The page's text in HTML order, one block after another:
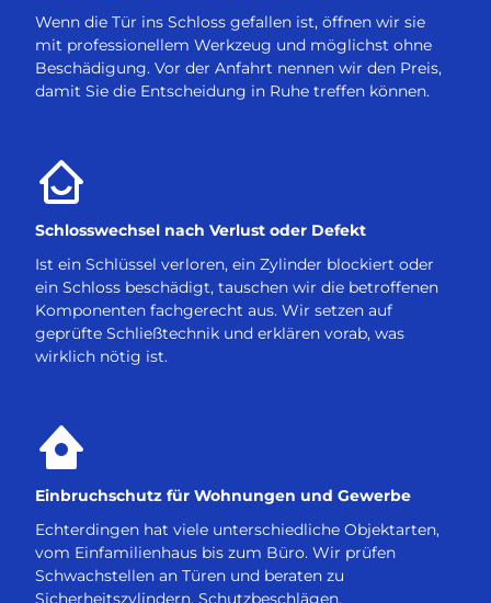
Wenn die Tür ins Schloss gefallen ist, öffnen wir sie
mit professionellem Werkzeug und möglichst ohne
Beschädigung. Vor der Anfahrt nennen wir den Preis,
damit Sie die Entscheidung in Ruhe treffen können.
Schlosswechsel nach Verlust oder Defekt
Ist ein Schlüssel verloren, ein Zylinder blockiert oder
ein Schloss beschädigt, tauschen wir die betroffenen
Komponenten fachgerecht aus. Wir setzen auf
geprüfte Schließtechnik und erklären vorab, was
wirklich nötig ist.
Einbruchschutz für Wohnungen und Gewerbe
Echterdingen hat viele unterschiedliche Objektarten,
vom Einfamilienhaus bis zum Büro. Wir prüfen
Schwachstellen an Türen und beraten zu
Sicherheitszylindern, Schutzbeschlägen,